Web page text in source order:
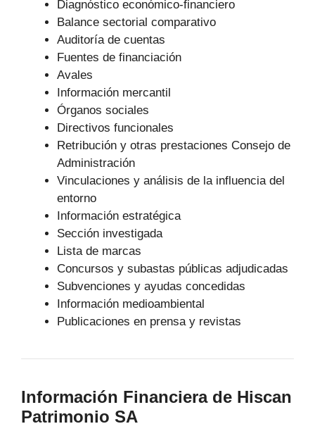
Diagnóstico económico-financiero
Balance sectorial comparativo
Auditoría de cuentas
Fuentes de financiación
Avales
Información mercantil
Órganos sociales
Directivos funcionales
Retribución y otras prestaciones Consejo de
Administración
Vinculaciones y análisis de la influencia del
entorno
Información estratégica
Sección investigada
Lista de marcas
Concursos y subastas públicas adjudicadas
Subvenciones y ayudas concedidas
Información medioambiental
Publicaciones en prensa y revistas
Información Financiera de Hiscan
Patrimonio SA